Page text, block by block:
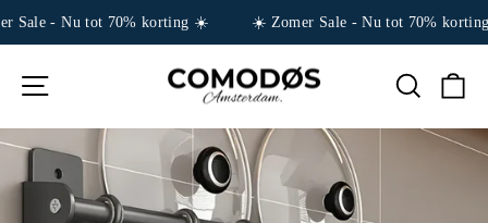
Sale - Nu tot 70% korting ☀️ ☀️ Zomer Sale - Nu tot 70%
naar
TITEL